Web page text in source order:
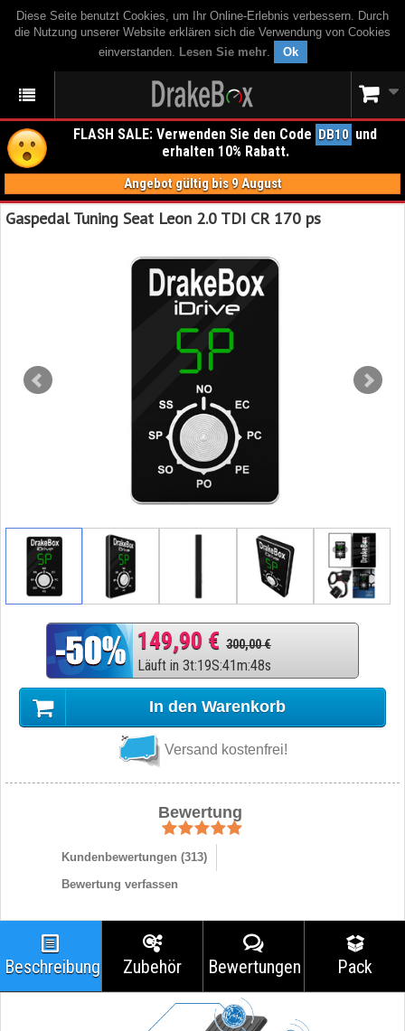
Diese Seite benutzt Cookies, um Ihr Online-Erlebnis verbessern. Durch
die Nutzung unserer Website erklären sich die Verwendung von Cookies
einverstanden. Lesen Sie mehr. Ok
FLASH SALE: Verwenden Sie den Code DB10 und
erhalten 10% Rabatt.
Angebot gültig bis 9 August
Gaspedal Tuning Seat Leon 2.0 TDI CR 170 ps
149,90 € 300,00 €
Läuft in 3t:19S:41m:47s
In den Warenkorb
Versand kostenfrei!
Bewertung
Kundenbewertungen (313)
Bewertung verfassen
Beschreibung Zubehör Bewertungen Pack